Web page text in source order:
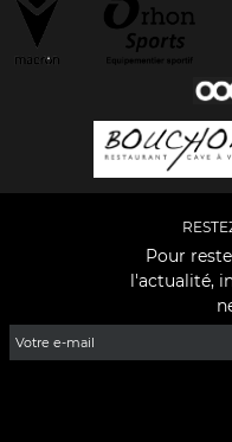
Pour
l'actualité,